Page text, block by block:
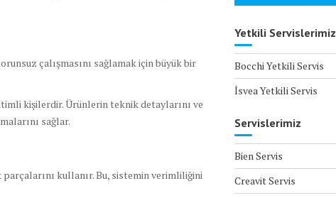
çalışmasını sağlamak için büyük bir
kişilerdir. Ürünlerin teknik detaylarını ve
sağlar.
kullanır. Bu, sistemin verimliliğini
Yetkili Servislerimiz
Bocchi Yetkili Servis
İsvea Yetkili Servis
Servislerimiz
Bien Servis
Creavit Servis